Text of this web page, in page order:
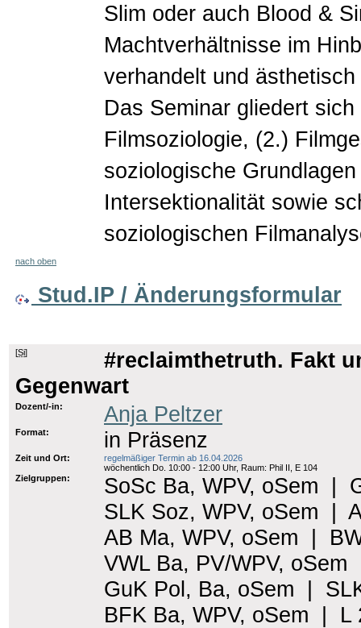
Slim oder auch Blood &
Machtverhältnisse im
verhandelt und
Das Seminar gliedert
Filmsoziologie, (2.)
soziologische
Intersektionalität sowie
soziologischen
nach oben
Stud.IP / Änderungsformular
[Si]
#reclaimthetruth. Fakt
Gegenwart
Dozent/-in: Anja Peltzer
Format: in Präsenz
Zeit und Ort:
regelmäßiger Termin ab 16.04.2026
wöchentlich Do. 10:00 - 12:00 Uhr, Raum: Phil II, E 104
Zielgruppen:
SoSc Ba, WPV, oSem |
SLK Soz, WPV, oSem |
AB Ma, WPV, oSem |
VWL Ba, PV/WPV, oSem
GuK Pol, Ba, oSem |
BFK Ba, WPV, oSem | L